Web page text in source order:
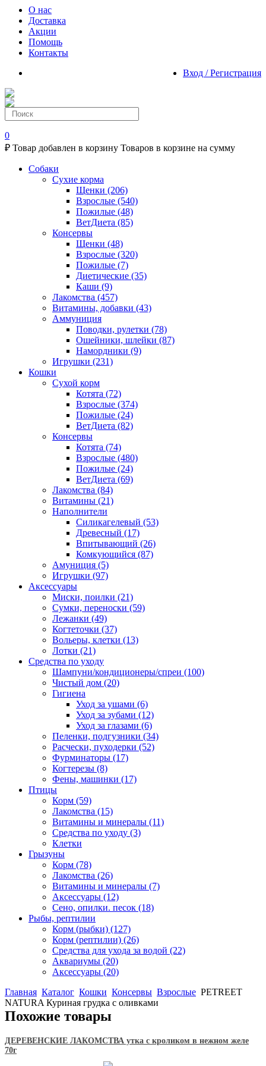
О нас
Доставка
Акции
Помощь
Контакты
Вход / Регистрация
0
₽ Товар добавлен в корзину Товаров в корзине на сумму
Собаки
Сухие корма
Щенки (206)
Взрослые (540)
Пожилые (48)
ВетДиета (85)
Консервы
Щенки (48)
Взрослые (320)
Пожилые (7)
Диетические (35)
Каши (9)
Лакомства (457)
Витамины, добавки (43)
Аммуниция
Поводки, рулетки (78)
Ошейники, шлейки (87)
Намордники (9)
Игрушки (231)
Кошки
Сухой корм
Котята (72)
Взрослые (374)
Пожилые (24)
ВетДиета (82)
Консервы
Котята (74)
Взрослые (480)
Пожилые (24)
ВетДиета (69)
Лакомства (84)
Витамины (21)
Наполнители
Силикагелевый (53)
Древесный (17)
Впитывающий (26)
Комкующийся (87)
Амуниция (5)
Игрушки (97)
Аксессуары
Миски, поилки (21)
Сумки, переноски (59)
Лежанки (49)
Когтеточки (37)
Вольеры, клетки (13)
Лотки (21)
Средства по уходу
Шампуни/кондиционеры/спреи (100)
Чистый дом (20)
Гигиена
Уход за ушами (6)
Уход за зубами (12)
Уход за глазами (6)
Пеленки, подгузники (34)
Расчески, пуходерки (52)
Фурминаторы (17)
Когтерезы (8)
Фены, машинки (17)
Птицы
Корм (59)
Лакомства (15)
Витамины и минералы (11)
Средства по уходу (3)
Клетки
Грызуны
Корм (78)
Лакомства (26)
Витамины и минералы (7)
Аксессуары (12)
Сено, опилки. песок (18)
Рыбы, рептилии
Корм (рыбки) (127)
Корм (рептилии) (26)
Средства для ухода за водой (22)
Аквариумы (20)
Аксессуары (20)
Главная Каталог Кошки Консервы Взрослые PETREET
NATURA Куриная грудка с оливками
Похожие товары
ДЕРЕВЕНСКИЕ ЛАКОМСТВА утка с кроликом в нежном желе
70г